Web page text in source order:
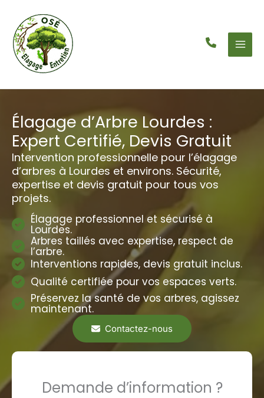
contenu
Élagage d’Arbre Lourdes :
Expert Certifié, Devis Gratuit
Intervention professionnelle pour l’élagage
d’arbres à Lourdes et environs. Sécurité,
expertise et devis gratuit pour tous vos
projets.
Élagage professionnel et sécurisé à
Lourdes.
Arbres taillés avec expertise, respect de
l’arbre.
Interventions rapides, devis gratuit inclus.
Qualité certifiée pour vos espaces verts.
Préservez la santé de vos arbres, agissez
maintenant.
Contactez-nous
Demande d’information ?